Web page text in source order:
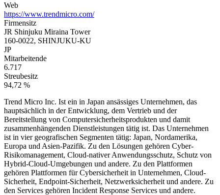
Web
https://www.trendmicro.com/
Firmensitz
JR Shinjuku Miraina Tower
160-0022, SHINJUKU-KU
JP
Mitarbeitende
6.717
Streubesitz
94,72 %
Trend Micro Inc. Ist ein in Japan ansässiges Unternehmen, das
hauptsächlich in der Entwicklung, dem Vertrieb und der
Bereitstellung von Computersicherheitsprodukten und damit
zusammenhängenden Dienstleistungen tätig ist. Das Unternehmen
ist in vier geografischen Segmenten tätig: Japan, Nordamerika,
Europa und Asien-Pazifik. Zu den Lösungen gehören Cyber-
Risikomanagement, Cloud-nativer Anwendungsschutz, Schutz von
Hybrid-Cloud-Umgebungen und andere. Zu den Plattformen
gehören Plattformen für Cybersicherheit in Unternehmen, Cloud-
Sicherheit, Endpoint-Sicherheit, Netzwerksicherheit und andere. Zu
den Services gehören Incident Response Services und andere.